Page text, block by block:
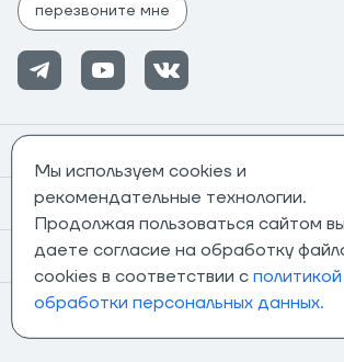
перезвоните мне
Информация
О компании
Магазины
Мы используем cookies и
рекомендательные технологии.
Продолжая пользоваться сайтом вы
даете согласие на обработку
cookies в соответствии с политикой
обработки персональных данных.